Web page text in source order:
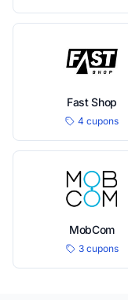
Fast Shop
4 cupons
MobCom
3 cupons